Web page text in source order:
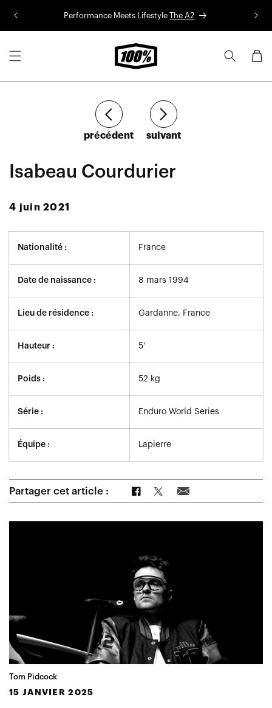
Performance Meets Lifestyle The A2
Panier
Isabeau Courdurier
4 juin 2021
Article
précédent Article
suivant
Nationalité : France
Date de naissance : 8 mars 1994
Lieu de résidence : Gardanne, France
Hauteur : 5'
Poids : 52 kg
Série : Enduro World Series
Équipe : Lapierre
Partager cet article : Partager sur Facebook
Partager sur TwitterPartager par e-mail
Tom Pidcock
15 JANVIER 2025